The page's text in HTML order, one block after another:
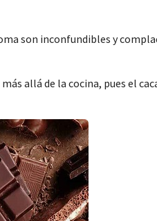
son inconfundibles y
allá de la cocina, pues el